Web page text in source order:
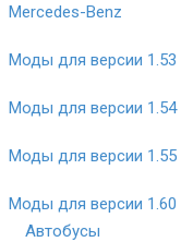
Mercedes-Benz
Моды для версии 1.53
Моды для версии 1.54
Моды для версии 1.55
Моды для версии 1.60
Автобусы